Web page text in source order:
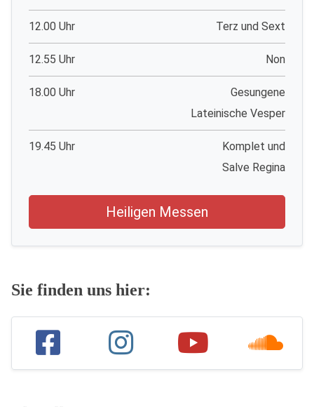
12.00 Uhr Terz und Sext
12.55 Uhr Non
18.00 Uhr
Gesungene
Lateinische Vesper
19.45 Uhr
Komplet und
Salve Regina
Heiligen Messen
Sie finden uns hier: